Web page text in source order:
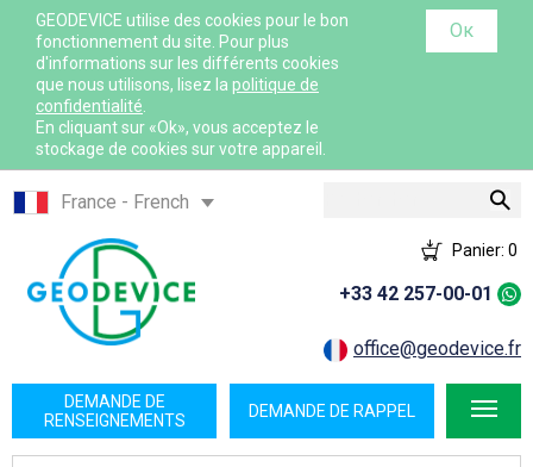
GEODEVICE utilise des cookies pour le bon
fonctionnement du site. Pour plus
d'informations sur les différents cookies
que nous utilisons, lisez la politique de
confidentialité
En cliquant sur «Ok», vous acceptez le
stockage de cookies sur votre appareil.
Ок
France - French
France - English
International - English
Canada - English
Canada - French
Mexico - Spanish
USA - English
Казахстан - Русский
Panier: 0
office@geodevice.fr
+33 42 257-00-01
DEMANDE DE RAPPEL
DEMANDE DE
RENSEIGNEMENTS